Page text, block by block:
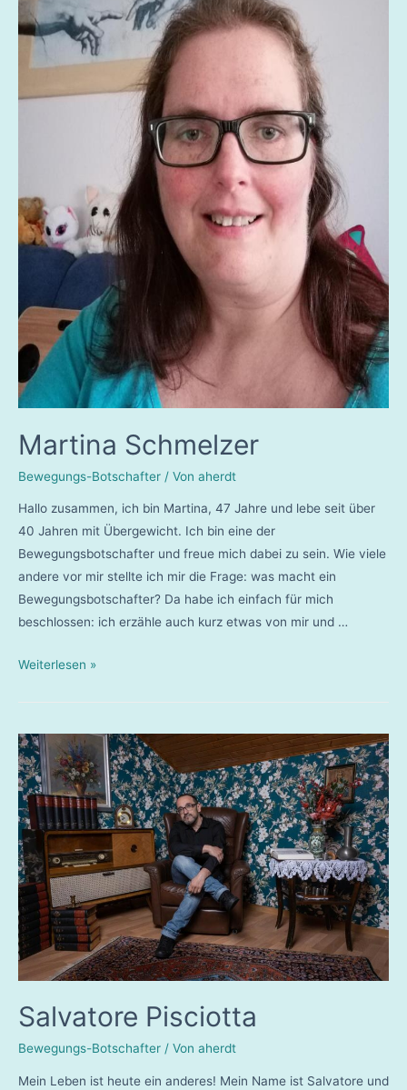
Martina Schmelzer
Bewegungs-Botschafter / Von aherdt
Hallo zusammen, ich bin Martina, 47 Jahre und lebe seit über
40 Jahren mit Übergewicht. Ich bin eine der
Bewegungsbotschafter und freue mich dabei zu sein. Wie viele
andere vor mir stellte ich mir die Frage: was macht ein
Bewegungsbotschafter? Da habe ich einfach für mich
beschlossen: ich erzähle auch kurz etwas von mir und …
Martina
Weiterlesen »
Salvatore Pisciotta
Bewegungs-Botschafter / Von aherdt
Mein Leben ist heute ein anderes! Mein Name ist Salvatore und